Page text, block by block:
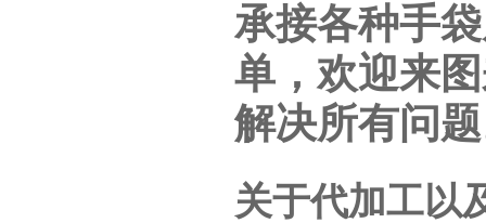
承接各种手
单，欢迎来
解决所有问
关于代加工以